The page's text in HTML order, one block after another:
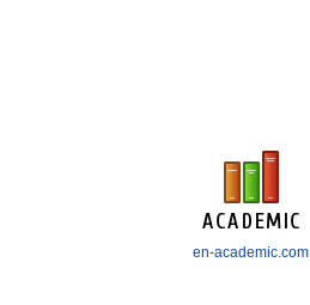
en-academic.com